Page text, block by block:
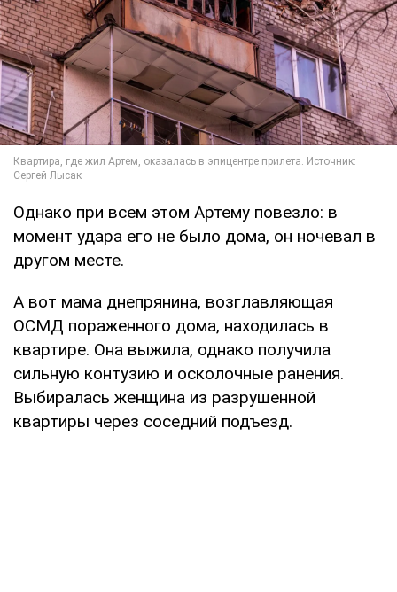
Однако при всем этом Артему повезло: в
момент удара его не было дома, он ночевал в
другом месте.
А вот мама днепрянина, возглавляющая
ОСМД пораженного дома, находилась в
квартире. Она выжила, однако получила
сильную контузию и осколочные ранения.
Выбиралась женщина из разрушенной
квартиры через соседний подъезд.